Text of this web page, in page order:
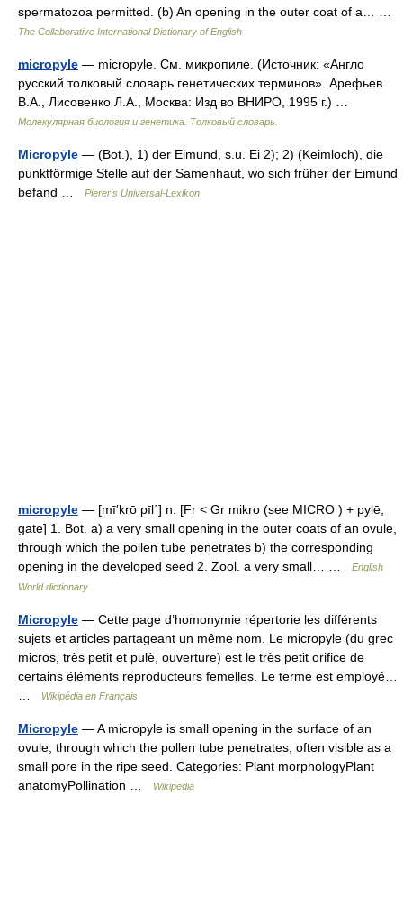
spermatozoa permitted. (b) An opening in the outer coat of a… …
The Collaborative International Dictionary of English
micropyle — micropyle. См. микропиле. (Источник: «Англо
русский толковый словарь генетических терминов». Арефьев
В.А., Лисовенко Л.А., Москва: Изд во ВНИРО, 1995 г.) …
Молекулярная биология и генетика. Толковый словарь.
Micropȳle — (Bot.), 1) der Eimund, s.u. Ei 2); 2) (Keimloch), die
punktförmige Stelle auf der Samenhaut, wo sich früher der Eimund
befand …
Pierer's Universal-Lexikon
micropyle — [mī′krō pīl΄] n. [Fr < Gr mikro (see MICRO ) + pylē,
gate] 1. Bot. a) a very small opening in the outer coats of an ovule,
through which the pollen tube penetrates b) the corresponding
opening in the developed seed 2. Zool. a very small… …
English
World dictionary
Micropyle — Cette page d’homonymie répertorie les différents
sujets et articles partageant un même nom. Le micropyle (du grec
micros, très petit et pulè, ouverture) est le très petit orifice de
certains éléments reproducteurs femelles. Le terme est employé…
Wikipédia en Français
Micropyle — A micropyle is small opening in the surface of an
ovule, through which the pollen tube penetrates, often visible as a
small pore in the ripe seed. Categories: Plant morphologyPlant
anatomyPollination …
Wikipedia